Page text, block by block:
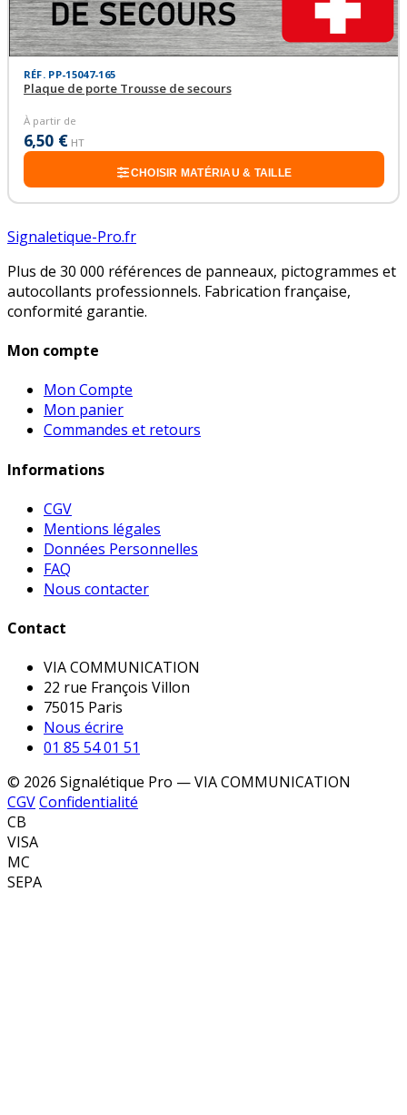
RÉF. PP-15047-165
Plaque de porte Trousse de secours
À partir de
6,50 € HT
CHOISIR MATÉRIAU & TAILLE
Signaletique-Pro.fr
Plus de 30 000 références de panneaux, pictogrammes et
autocollants professionnels. Fabrication française,
conformité garantie.
Mon compte
Mon Compte
Mon panier
Commandes et retours
Informations
CGV
Mentions légales
Données Personnelles
FAQ
Nous contacter
Contact
VIA COMMUNICATION
22 rue François Villon
75015 Paris
Nous écrire
01 85 54 01 51
© 2026 Signalétique Pro — VIA COMMUNICATION
CGVConfidentialité
CB
VISA
MC
SEPA